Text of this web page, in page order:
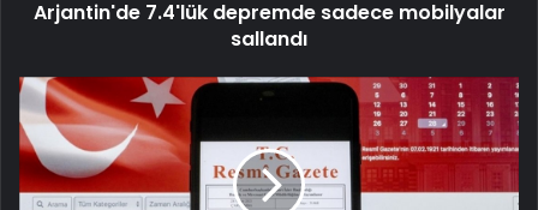
Arjantin'de 7.4'lük depremde sadece mobilyalar
sallandı
Resmi
Gazete'de
bugün
(5
Mayıs